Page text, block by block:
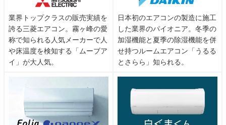
業界トップクラスの販売実績を
誇る三菱エアコン。霧ヶ峰の愛
称で知られる人気メーカーで人
や床温度を検知する「ムーブア
イ」が大人気。
日本初のエアコンの製造に施工
した業界のパイオニア。冬季の
加湿機能と夏季の除湿機能を併
せ持つルームエアコン「うるる
とさらら」知られる。